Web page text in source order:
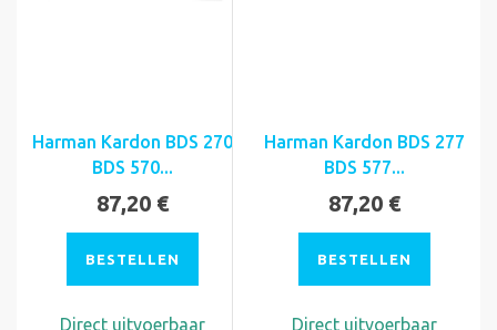
Harman Kardon BDS 270
BDS 570...
87,20 €
BESTELLEN
Direct uitvoerbaar
Harman Kardon BDS 277
BDS 577...
87,20 €
BESTELLEN
Direct uitvoerbaar